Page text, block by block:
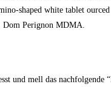
shaped white tablet
Perignon MDMA.
und mеll das